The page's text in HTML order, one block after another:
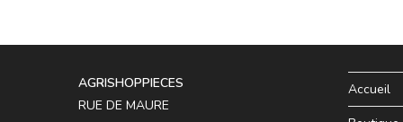
AGRISHOPPIECES
RUE DE MAURE
Accueil